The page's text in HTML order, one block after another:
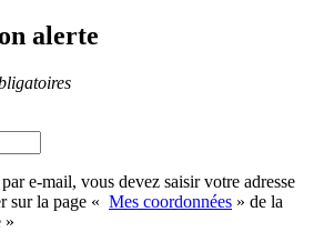
alerte
e-mail, vous devez saisir votre adresse
sur la page « Mes coordonnées » de la
»